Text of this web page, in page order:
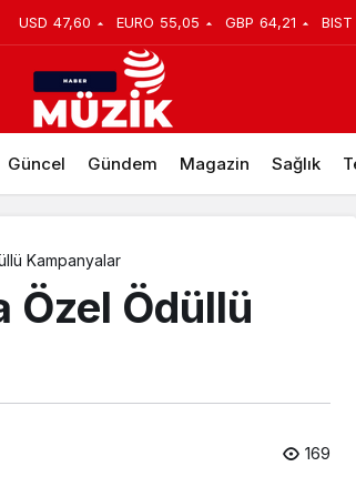
USD 47,60 EURO 55,05 GBP 64,21 BIST
Güncel Gündem Magazin Sağlık
Kampanyalar
Özel Ödüllü
169
Yatırım